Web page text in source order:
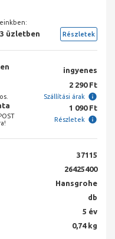
3 üzletben Részletek
ingyenes
2 290 Ft
Szállítási árak
1 090 Ft
Részletek
37115
26425400
Hansgrohe
db
5 év
0,74 kg